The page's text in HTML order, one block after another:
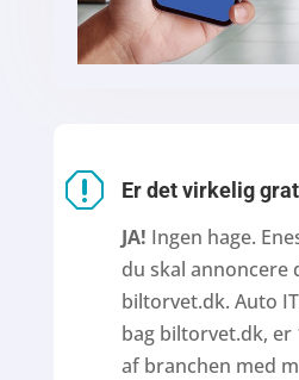
q Er det virkelig
JA! Ingen hage.
du skal annoncere
biltorvet.dk. Auto
bag biltorvet.dk, er
af branchen med